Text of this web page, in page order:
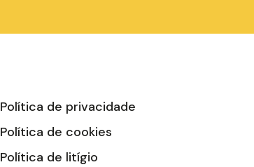
Política de privacidade
Política de cookies
Política de litígio